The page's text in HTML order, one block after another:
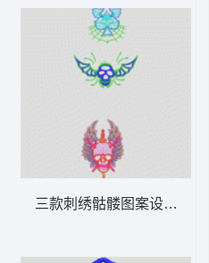
三款刺绣骷髅图案设计 骷髅